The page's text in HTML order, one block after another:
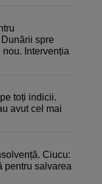
spre
Intervenția
toți indicii.
avut cel mai
Ciucu:
pentru salvarea